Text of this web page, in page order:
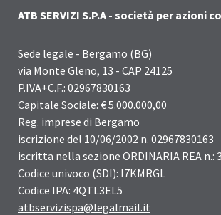
ATB SERVIZI S.P.A - società per azioni
Sede legale - Bergamo (BG)
via Monte Gleno, 13 - CAP 24125
P.IVA+C.F.: 02967830163
Capitale Sociale: € 5.000.000,00
Reg. imprese di Bergamo
iscrizione del 10/06/2002 n. 02967830163
iscritta nella sezione ORDINARIA REA n.:
Codice univoco (SDI): I7KMRGL
Codice IPA: 4QTL3EL5
atbservizispa@legalmail.it